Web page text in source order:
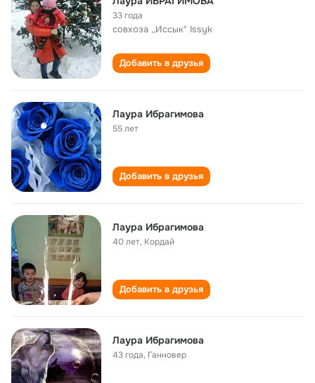
33 года
совхоза ,,Иссык" Issyk
Добавить в друзья
Лаура Ибрагимова
55 лет
Добавить в друзья
Лаура Ибрагимова
40 лет, Кордай
Добавить в друзья
Лаура Ибрагимова
43 года, Ганновер